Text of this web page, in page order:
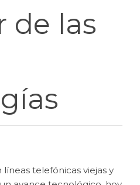
de las
telefónicas viejas y